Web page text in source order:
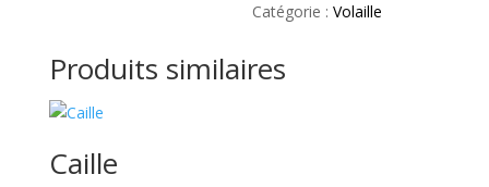
Catégorie :Volaille
Produits similaires
Caille